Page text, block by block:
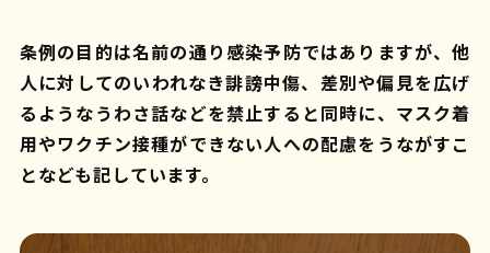
条例の目的は名前の通り感染予防ではありますが、他
人に対してのいわれなき誹謗中傷、差別や偏見を広げ
るようなうわさ話などを禁止すると同時に、マスク着
用やワクチン接種ができない人への配慮をうながすこ
となども記しています。